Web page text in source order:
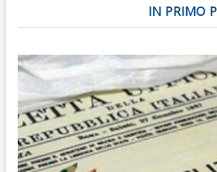
IN PRIMO